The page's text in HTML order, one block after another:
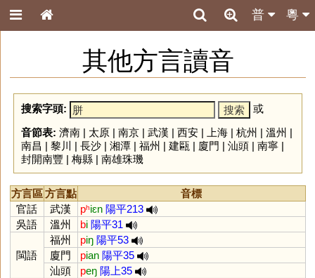
粵
普
其他方言讀音
搜索字頭:
或
音節表: 濟南| 太原| 南京| 武漢 | 西安| 上海| 杭州 | 溫州 |
南昌 | 黎川 | 長沙| 湘潭| 福州 | 建甌 | 廈門 | 汕頭| 南寧|
封開南豐 | 梅縣| 南雄珠璣
方言區方言點
音標
官話
武漢 pʰiɛn 陽平213
吳語
溫州 bi 陽平31
閩語
福州 piŋ 陽平53
廈門
pian 陽平35
汕頭
peŋ 陽上35